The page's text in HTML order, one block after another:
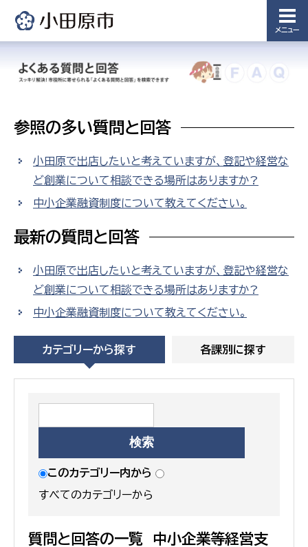
メニュー
参照の多い質問と回答
小田原で出店したいと考えていますが、登記や経営な
ど創業について相談できる場所はありますか?
中小企業融資制度について教えてください。
最新の質問と回答
小田原で出店したいと考えていますが、登記や経営な
ど創業について相談できる場所はありますか?
中小企業融資制度について教えてください。
カテゴリーから探す 各課別に探す
このカテゴリー内から
すべてのカテゴリーから
質問と回答の一覧 中小企業等経営支